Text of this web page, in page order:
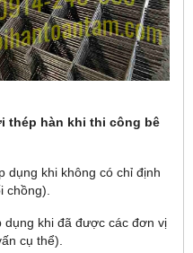
thép hàn khi thi công bê
dụng khi không có chỉ định
chồng).
dụng khi đã được các đơn vị
cụ thể).